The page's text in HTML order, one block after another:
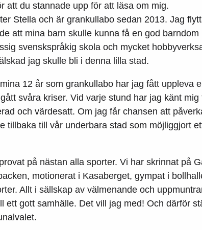
att du stannade upp för att läsa om mig.
Stella och är grankullabo sedan 2013. Jag
att mina barn skulle kunna få en god
svenskspråkig skola och mycket
jag skulle bli i denna lilla stad.
12 år som grankullabo har jag fått uppleva
svåra kriser. Vid varje stund har jag känt
och värdesatt. Om jag får chansen att
tillbaka till vår underbara stad som möjliggjort
på nästan alla sporter. Vi har skrinnat på
motionerat i Kasaberget, gympat i
Allt i sällskap av välmenande och
ett gott samhälle. Det vill jag med! Och därför